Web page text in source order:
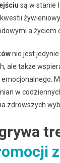
są w stanie
a życiem
nie jest
ale także
w
zdrowszych